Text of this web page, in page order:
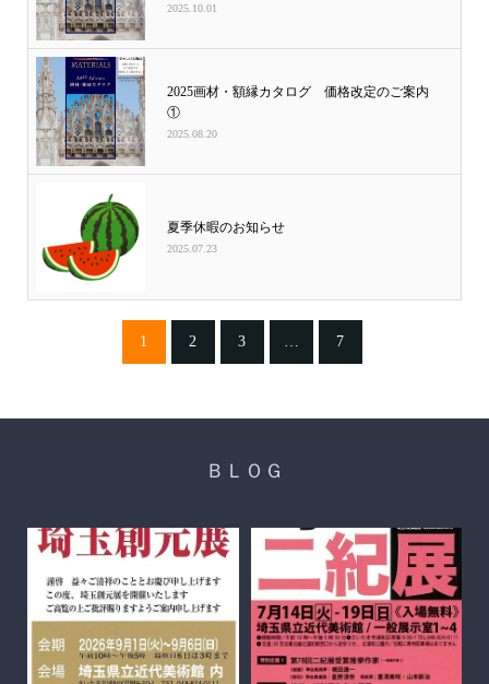
2025.10.01
2025画材・額縁カタログ 価格改定のご案内
①
2025.08.20
夏季休暇のお知らせ
2025.07.23
1 2 3 7
ＢＬＯＧ